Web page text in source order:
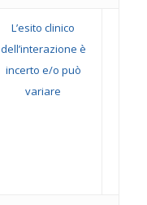
L’esito clinico
dell’interazione è
incerto e/o può
variare